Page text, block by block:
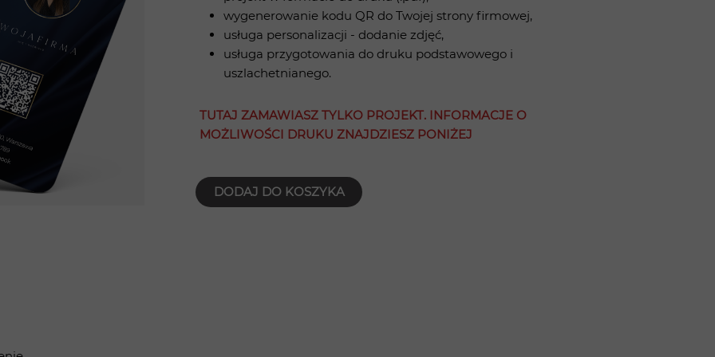
wygenerowanie kodu QR do Twojej strony firmowej,
usługa personalizacji - dodanie zdjęć,
usługa przygotowania do druku podstawowego i
uszlachetnianego.
TUTAJ ZAMAWIASZ TYLKO PROJEKT. INFORMACJE O
MOŻLIWOŚCI DRUKU ZNAJDZIESZ PONIŻEJ
DODAJ DO KOSZYKA